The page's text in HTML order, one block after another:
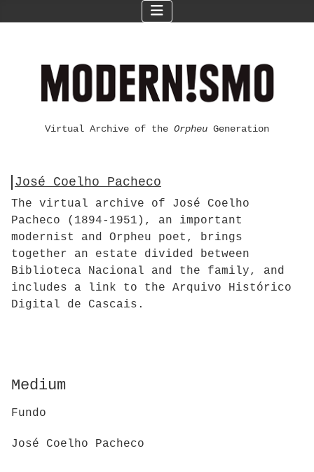
Virtual Archive of the Orpheu Generation
José Coelho Pacheco
The virtual archive of José Coelho
Pacheco (1894-1951), an important
modernist and Orpheu poet, brings
together an estate divided between
Biblioteca Nacional and the family, and
includes a link to the Arquivo Histórico
Digital de Cascais.
Medium
Fundo
José Coelho Pacheco